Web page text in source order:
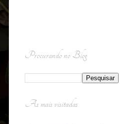
Procurando no Blog
As mais visitadas